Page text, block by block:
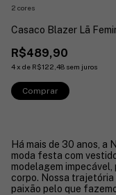
Casaco Blazer Lã
R$489,90
4 x de R$122,48 sem juros
2 cores
Comprar
Há mais de 30 anos, a
moda festa com
modelagem
corpo. Nossa trajetória
paixão pelo que